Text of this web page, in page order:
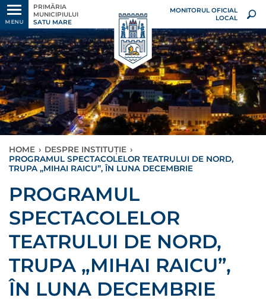
MENU
PRIMĂRIA
MUNICIPIULUI
SATU MARE
MONITORUL OFICIAL
LOCAL
HOME › DESPRE INSTITUȚIE ›
PROGRAMUL SPECTACOLELOR TEATRULUI DE NORD,
TRUPA „MIHAI RAICU”, ÎN LUNA DECEMBRIE
PROGRAMUL
SPECTACOLELOR
TEATRULUI DE NORD,
TRUPA „MIHAI RAICU”,
ÎN LUNA DECEMBRIE